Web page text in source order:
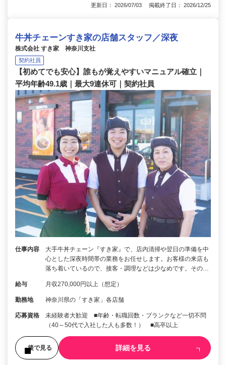
更新日： 2026/07/03 掲載終了日： 2026/12/25
牛丼チェーンすき家の店舗スタッフ／深夜
株式会社 すき家 神奈川支社
契約社員
【初めてでも安心】誰もが覚えやすいマニュアル確立｜
平均年齢49.1歳｜最大9連休可｜契約社員
仕事内容
大手牛丼チェーン『すき家』で、店内清掃や翌日の準備を中
心とした深夜時間帯の業務をお任せします。お客様の来店も
落ち着いているので、接客・調理などは少なめです。その…
給与 月収270,000円以上（想定）
勤務地 神奈川県の「すき家」各店舗
応募資格
未経験者大歓迎 ■年齢・転職回数・ブランクなど一切不問
（40～50代で入社した人も多数！） ■高卒以上
後で見る 詳細を見る